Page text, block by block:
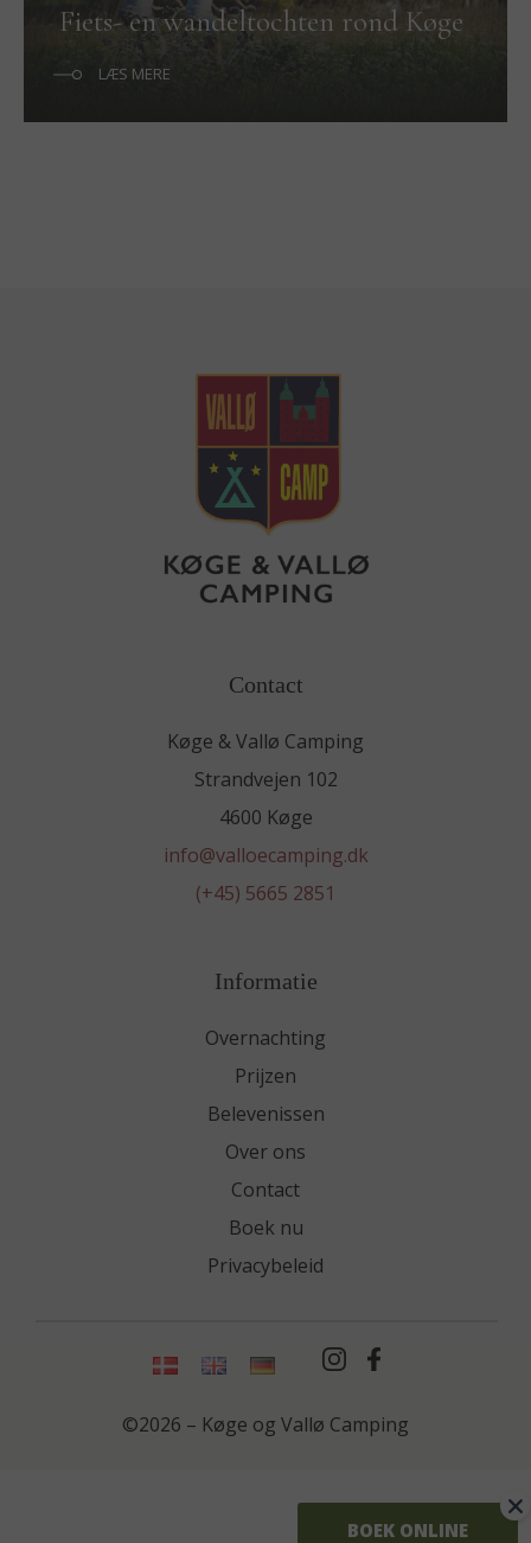
Fiets- en wandeltochten rond Køge
LÆS MERE
Contact
Køge & Vallø Camping
Strandvejen 102
4600 Køge
info@valloecamping.dk
(+45) 5665 2851
Informatie
Overnachting
Prijzen
Belevenissen
Over ons
Contact
Boek nu
Privacybeleid
©2026 – Køge og Vallø Camping
BOEK ONLINE